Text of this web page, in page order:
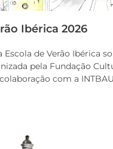
Ibérica 2026
Escola de Verão Ibérica
pela Fundação
com a